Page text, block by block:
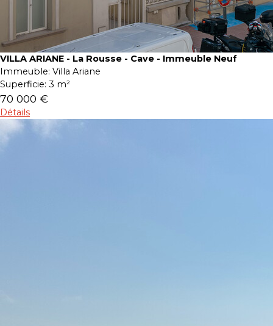
VILLA ARIANE - La Rousse - Cave - Immeuble Neuf
Immeuble: Villa Ariane
Superficie: 3 m²
70 000 €
Détails